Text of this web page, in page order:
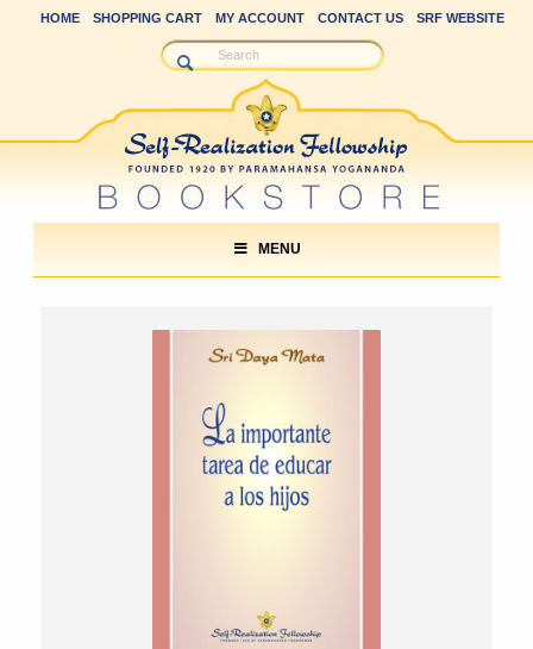
HOME SHOPPING CART MY ACCOUNT CONTACT US SRF WEBSITE
MENU